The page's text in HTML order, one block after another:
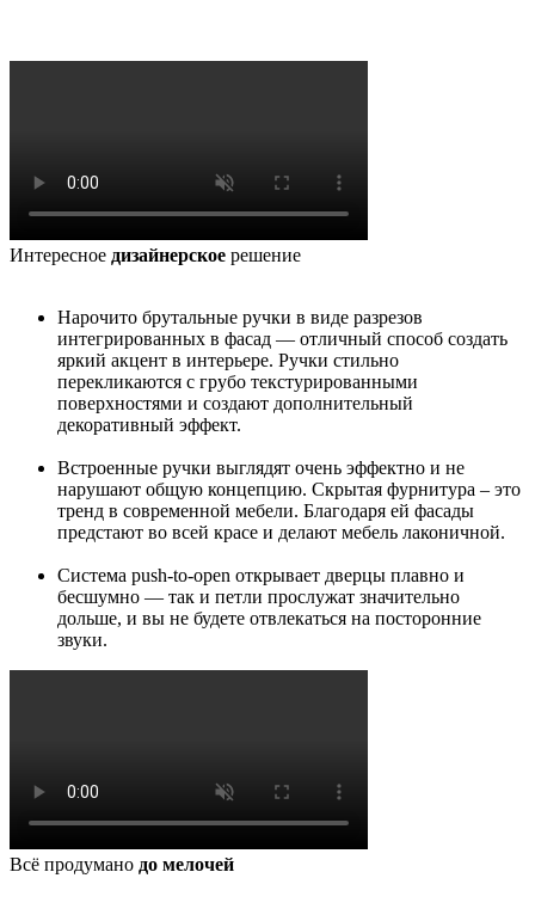
Интересное дизайнерское решение
Нарочито брутальные ручки в виде разрезов
интегрированных в фасад — отличный способ создать
яркий акцент в интерьере. Ручки стильно
перекликаются с грубо текстурированными
поверхностями и создают дополнительный
декоративный эффект.
Встроенные ручки выглядят очень эффектно и не
нарушают общую концепцию. Скрытая фурнитура – это
тренд в современной мебели. Благодаря ей фасады
предстают во всей красе и делают мебель лаконичной.
Система push-to-open открывает дверцы плавно и
бесшумно — так и петли прослужат значительно
дольше, и вы не будете отвлекаться на посторонние
звуки.
Всё продумано до мелочей